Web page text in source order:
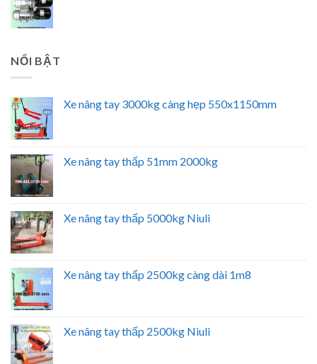
NỔI BẬT
Xe nâng tay 3000kg càng hẹp 550x1150mm
Xe nâng tay thấp 51mm 2000kg
Xe nâng tay thấp 5000kg Niuli
Xe nâng tay thấp 2500kg càng dài 1m8
Xe nâng tay thấp 2500kg Niuli